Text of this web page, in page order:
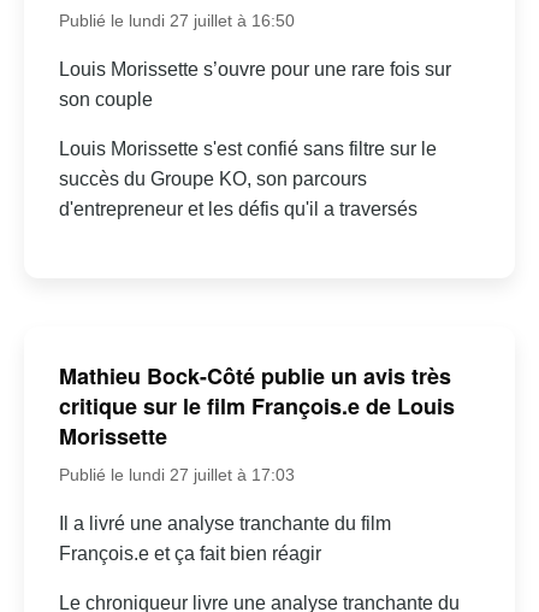
Publié le lundi 27 juillet à 16:50
Louis Morissette s’ouvre pour une rare fois sur
son couple
Louis Morissette s'est confié sans filtre sur le
succès du Groupe KO, son parcours
d'entrepreneur et les défis qu'il a traversés
Mathieu Bock-Côté publie un avis très
critique sur le film François.e de Louis
Morissette
Publié le lundi 27 juillet à 17:03
Il a livré une analyse tranchante du film
François.e et ça fait bien réagir
Le chroniqueur livre une analyse tranchante du